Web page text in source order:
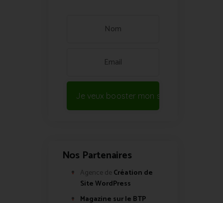
Je veux booster mon site !
Nos Partenaires
Agence de Création de
Site WordPress
Magazine sur le BTP